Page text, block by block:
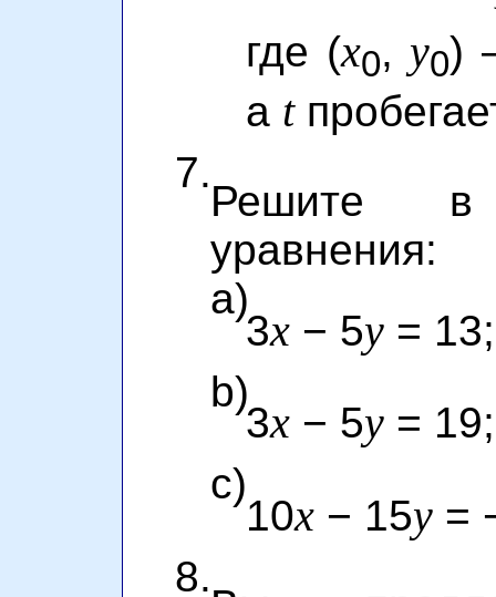
где (x0, y0)
а t
7.
Решите
уравнения:
a)
3x − 5y = 13;
b)
3x − 5y = 19;
c)
10x − 15y =
8.